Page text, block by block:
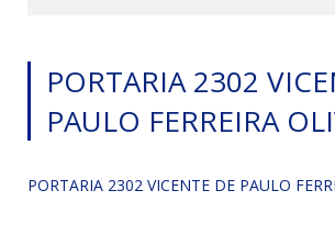
PORTARIA 2302
PAULO FERREIRA
PORTARIA 2302 VICENTE DE PAULO